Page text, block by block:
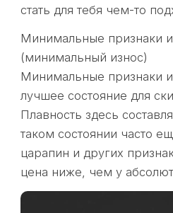
стать для тебя чем-то
Минимальные признаки
(минимальный износ)
Минимальные признаки
лучшее состояние для
Плавность здесь
таком состоянии часто
царапин и других
цена ниже, чем у